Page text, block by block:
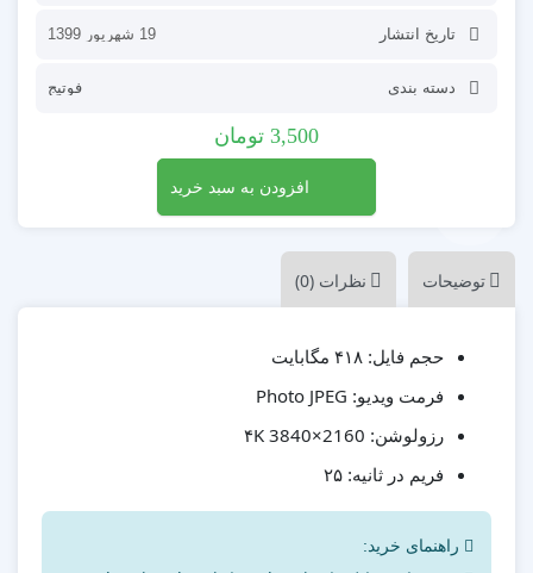
تاریخ انتشار 19 شهریور 1399
دسته بندی فوتیج
3,500 تومان
افزودن به سبد خرید
توضیحات نظرات (0)
حجم فایل:
فرمت ویدیو:
رزولوشن:
فریم در ثانیه:
راهنمای خرید: